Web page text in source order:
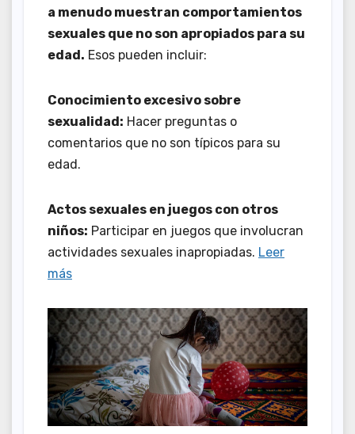
a menudo muestran comportamientos
sexuales que no son apropiados para su
edad. Esos pueden incluir:
Conocimiento excesivo sobre
sexualidad: Hacer preguntas o
comentarios que no son típicos para su
edad.
Actos sexuales en juegos con otros
niños: Participar en juegos que involucran
actividades sexuales inapropiadas. Leer
más